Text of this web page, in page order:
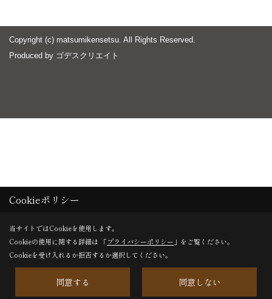
Copyright (c) matsumikensetsu. All Rights Reserved.
Produced by ゴデスクリエイト
Cookieポリシー
当サイトではCookieを使用します。
Cookieの使用に関する詳細は 「プライバシーポリシー 」をご覧ください。
Cookieを受け入れるか拒否するか選択してください。
同意する 同意しない